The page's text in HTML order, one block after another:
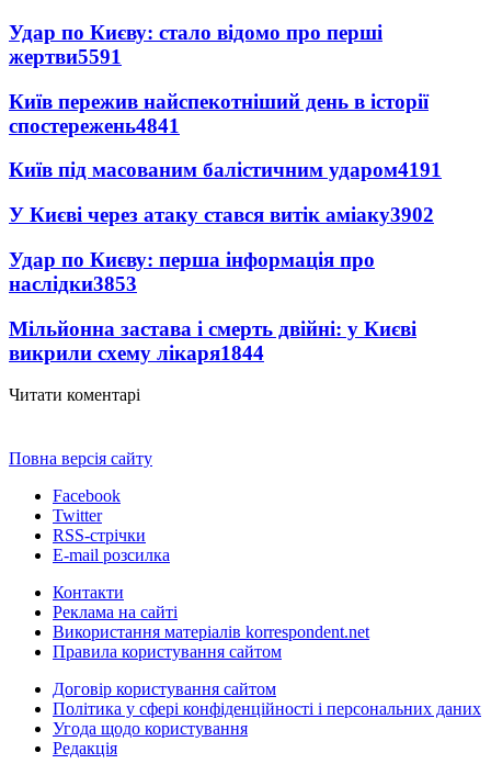
Удар по Києву: стало відомо про перші
жертви5591
Київ пережив найспекотніший день в історії
спостережень4841
Київ під масованим балістичним ударом4191
У Києві через атаку стався витік аміаку3902
Удар по Києву: перша інформація про
наслідки3853
Мільйонна застава і смерть двійні: у Києві
викрили схему лікаря1844
Читати коментарі
Повна версія сайту
Facebook
Twitter
RSS-стрічки
E-mail розсилка
Контакти
Реклама на сайті
Використання матеріалів korrespondent.net
Правила користування сайтом
Договір користування сайтом
Політика у сфері конфіденційності і персональних даних
Угода щодо користування
Редакція